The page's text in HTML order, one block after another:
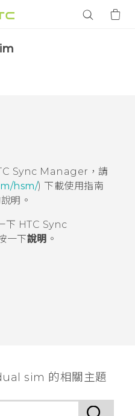
Sync Manager ，請
hsm/) 下載使用指南
明。
下 HTC Sync
一下說明 。
sim 的相關主題